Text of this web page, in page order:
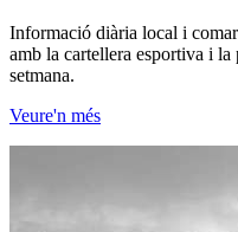
Informació diària local i
amb la cartellera esportiva i la
setmana.
Veure'n més